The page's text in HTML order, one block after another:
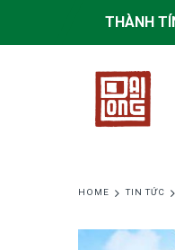
THÀNH
HOME TIN TỨC